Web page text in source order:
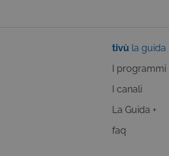
tivù la guida
I programmi
I canali
La Guida +
faq
LLC
Google